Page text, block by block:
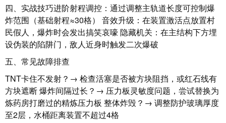
四、实战技巧进阶射程调控：通过调整主轨道长度可控制爆
炸范围（基础射程≈30格） 音效升级：在装置激活点放置村
民假人，爆炸时会发出搞笑哀嚎 隐藏机关：在主结构下方埋
设伪装的陷阱门，敌人近身时触发二次爆破
五、常见故障排查
TNT卡住不发射？→ 检查活塞是否被方块阻挡，或红石线有
方块遮断 爆炸间隔过长？→ 压力板灵敏度问题，尝试替换为
炼药房打磨过的精炼压力板 整体炸毁？→ 调整防护玻璃厚度
至2层，水桶距离装置不超过4格